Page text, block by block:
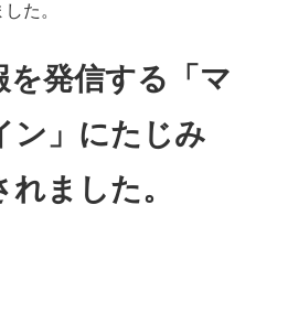
た。
を発信する「マ
ン」にたじみ
ました。